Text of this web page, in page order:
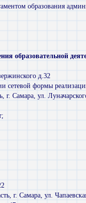
образования
образовательной
д.32
сетевой формы
г. Самара, ул.
г. Самара, ул.